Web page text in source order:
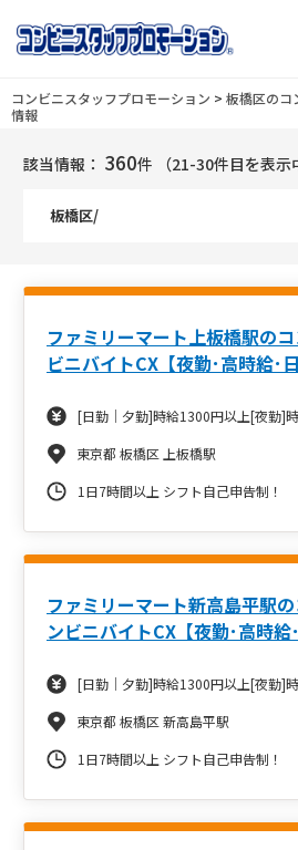
コンビニスタッフプロモーション > 板橋区のコ
情報
該当情報： 360件 （21-30件目を表示
板橋区/
ファミリーマート上板橋駅の
ビニバイトCX【夜勤･高時給･
[日勤｜夕勤]時給1300円以上[夜勤]
東京都 板橋区 上板橋駅
1日7時間以上 シフト自己申告制！
ファミリーマート新高島平駅
ンビニバイトCX【夜勤･高時給
[日勤｜夕勤]時給1300円以上[夜勤]
東京都 板橋区 新高島平駅
1日7時間以上 シフト自己申告制！